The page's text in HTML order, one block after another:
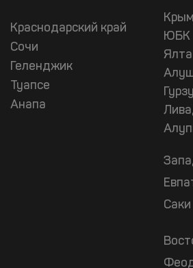
Краснодарский край
Сочи
Геленджик
Туапсе
Анапа
Крым
ЮБК
Ялта
Саки